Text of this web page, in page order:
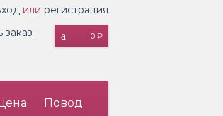
или регистрация
0 ₽
Повод